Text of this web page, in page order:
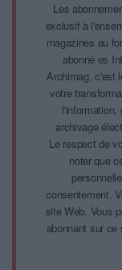
Les
exclusif à
magazines au
abonné·es
Archimag, c'est
votre
l'information,
archivage
Le respect de
noter que
consentement.
site Web. Vous
abonnant sur